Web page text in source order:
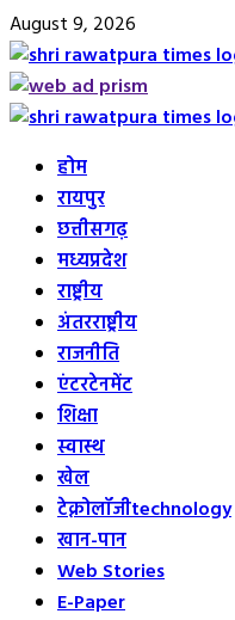
Skip
to
content
August 9, 2026
Primary
होम
रायपुर
छत्तीसगढ़
मध्यप्रदेश
राष्ट्रीय
अंतरराष्ट्रीय
राजनीति
एंटरटेनमेंट
शिक्षा
स्वास्थ
खेल
टेक्नोलॉजीtechnology
खान-पान
Web Stories
E-Paper